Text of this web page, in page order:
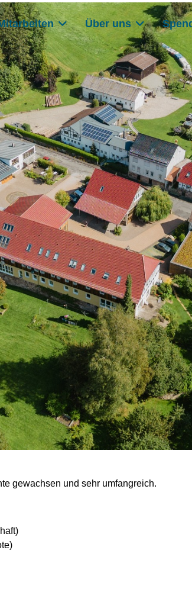
Über uns
Nachsorge im
dir im Anschluss daran an allen drei
gewachsen und sehr umfangreich.